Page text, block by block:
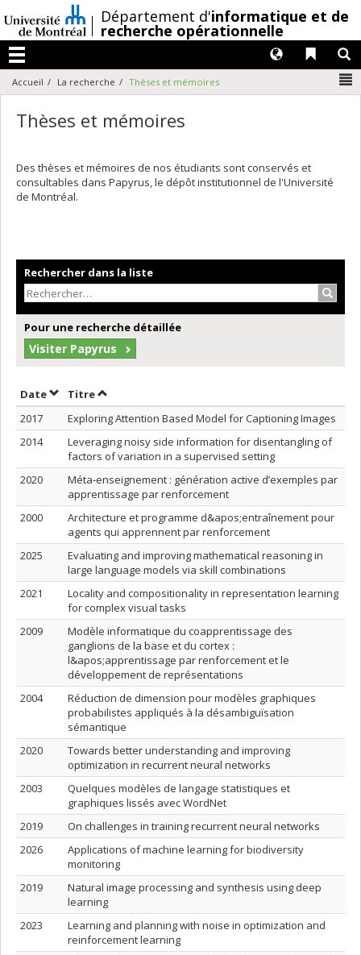
au
contenu
/Département d'informatique et de
recherche opérationnelle
Menu
Liens
Langues
Accueil La recherche Thèses et mémoires
Thèses et mémoires
Des thèses et mémoires de nos étudiants sont conservés et
consultables dans Papyrus, le dépôt institutionnel de l'Université
de Montréal.
Rechercher dans la liste
Pour une recherche détaillée
Visiter Papyrus
DateTrier par date en ordre croissant
TitreTrier par titre en ordre croissant
2017
Exploring Attention Based Model for Captioning Images
2014
Leveraging noisy side information for disentangling of
factors of variation in a supervised setting
2020
Méta-enseignement : génération active d’exemples par
apprentissage par renforcement
2000
Architecture et programme d&apos;entraînement pour
agents qui apprennent par renforcement
2025
Evaluating and improving mathematical reasoning in
large language models via skill combinations
2021
Locality and compositionality in representation learning
for complex visual tasks
2009
Modèle informatique du coapprentissage des
ganglions de la base et du cortex :
l&apos;apprentissage par renforcement et le
développement de représentations
2004
Réduction de dimension pour modèles graphiques
probabilistes appliqués à la désambiguïsation
sémantique
2020
Towards better understanding and improving
optimization in recurrent neural networks
2003
Quelques modèles de langage statistiques et
graphiques lissés avec WordNet
2019
On challenges in training recurrent neural networks
2026
Applications of machine learning for biodiversity
monitoring
2019
Natural image processing and synthesis using deep
learning
2023
Learning and planning with noise in optimization and
reinforcement learning